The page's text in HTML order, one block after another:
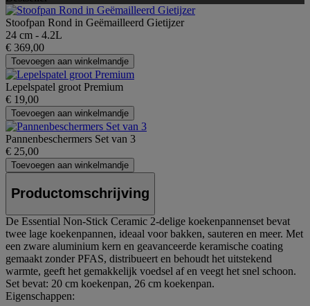
Stoofpan Rond in Geëmailleerd Gietijzer
24 cm - 4.2L
€ 369,00
Toevoegen aan winkelmandje
Lepelspatel groot Premium
€ 19,00
Toevoegen aan winkelmandje
Pannenbeschermers Set van 3
€ 25,00
Toevoegen aan winkelmandje
Productomschrijving
De Essential Non-Stick Ceramic 2-delige koekenpannenset bevat
twee lage koekenpannen, ideaal voor bakken, sauteren en meer. Met
een zware aluminium kern en geavanceerde keramische coating
gemaakt zonder PFAS, distribueert en behoudt het uitstekend
warmte, geeft het gemakkelijk voedsel af en veegt het snel schoon.
Set bevat: 20 cm koekenpan, 26 cm koekenpan.
Eigenschappen: